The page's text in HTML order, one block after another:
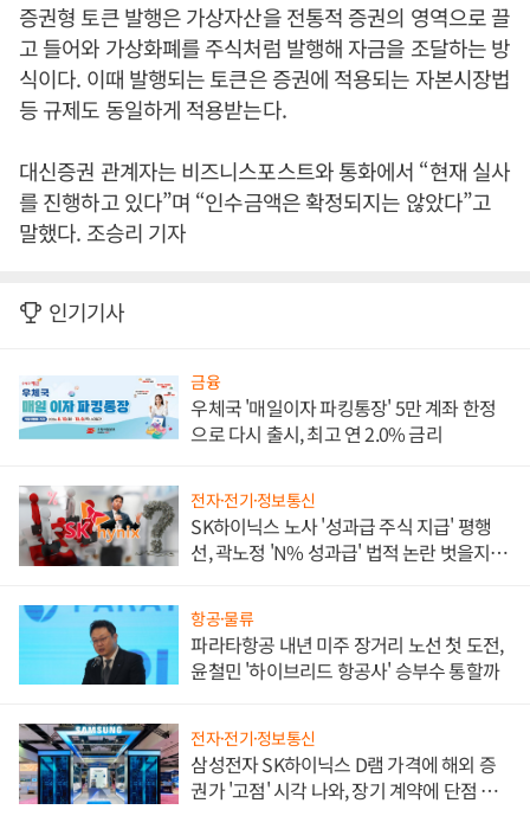
증권형 토큰 발행은 가상자산을 전통적 증권의 영역으로 끌
고 들어와 가상화폐를 주식처럼 발행해 자금을 조달하는 방
식이다. 이때 발행되는 토큰은 증권에 적용되는 자본시장법
등 규제도 동일하게 적용받는다.
대신증권 관계자는 비즈니스포스트와 통화에서 “현재 실사
를 진행하고 있다”며 “인수금액은 확정되지는 않았다”고
말했다. 조승리 기자
인기기사
금융
우체국 '매일이자 파킹통장' 5만 계좌 한정
으로 다시 출시, 최고 연 2.0% 금리
전자·전기·정보통신
SK하이닉스 노사 '성과급 주식 지급' 평행
선, 곽노정 'N% 성과급' 법적 논란 벗을지 주
항공·물류
파라타항공 내년 미주 장거리 노선 첫 도전,
윤철민 '하이브리드 항공사' 승부수 통할까
전자·전기·정보통신
삼성전자 SK하이닉스 D램 가격에 해외 증
권가 '고점' 시각 나와, 장기 계약에 단점 부